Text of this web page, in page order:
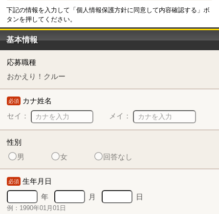
下記の情報を入力して「個人情報保護方針に同意して内容確認する」ボ
タンを押してください。
基本情報
応募職種
おかえり！クルー
必須 カナ姓名
セイ：
メイ：
性別
男
女 回答なし
必須 生年月日
年
月 日
例：1990年01月01日